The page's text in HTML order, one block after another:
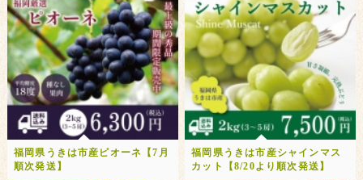
福岡県うきは市産ピオーネ【7月
順次発送】
福岡県うきは市産シャインマス
カット【8/20より順次発送】